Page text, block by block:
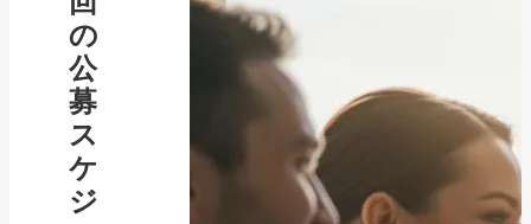
の
公
募
ス
ケ
ジ